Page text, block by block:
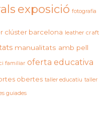
exposició fotografia
clúster barcelona leather craft
manualitats amb pell
familiar oferta educativa
obertes taller educatiu taller
guiades